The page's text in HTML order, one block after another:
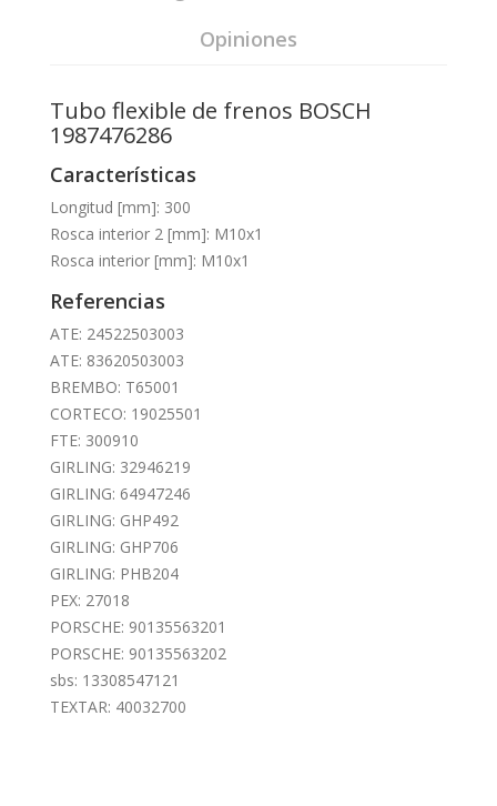
Opiniones
Tubo flexible de frenos BOSCH
1987476286
Características
Longitud [mm]: 300
Rosca interior 2 [mm]: M10x1
Rosca interior [mm]: M10x1
Referencias
ATE: 24522503003
ATE: 83620503003
BREMBO: T65001
CORTECO: 19025501
FTE: 300910
GIRLING: 32946219
GIRLING: 64947246
GIRLING: GHP492
GIRLING: GHP706
GIRLING: PHB204
PEX: 27018
PORSCHE: 90135563201
PORSCHE: 90135563202
sbs: 13308547121
TEXTAR: 40032700